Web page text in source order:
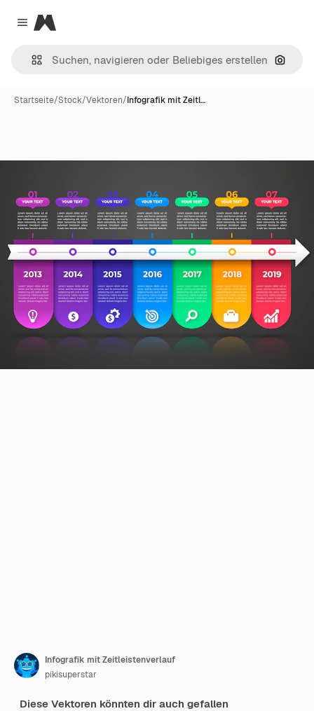
Close menu
Magnific
Nach
Startseite/Stock/Vektoren/Infografik mit Zeitl…
Infografik mit Zeitleistenverlauf
pikisuperstar
Diese Vektoren könnten dir auch gefallen